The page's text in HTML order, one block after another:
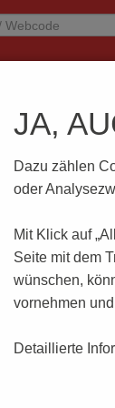
Komponenten
7.0-V-
JA,
Dazu zählen
oder
Mit Klick auf
Seite mit dem
wünschen,
vornehmen
Detaillierte